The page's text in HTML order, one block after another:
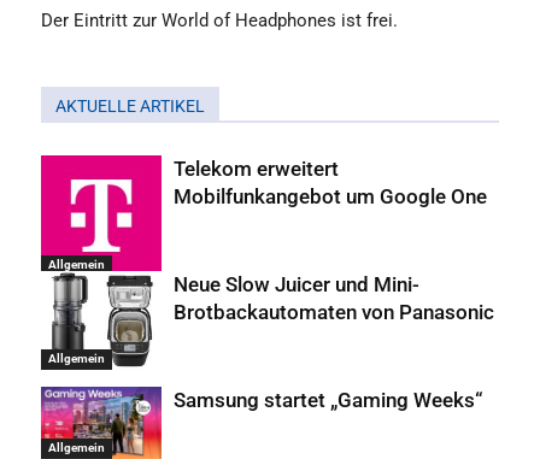
Der Eintritt zur World of Headphones ist frei.
AKTUELLE ARTIKEL
Allgemein
Telekom erweitert
Mobilfunkangebot um Google One
Allgemein
Neue Slow Juicer und Mini-
Brotbackautomaten von Panasonic
Allgemein
Samsung startet „Gaming Weeks“